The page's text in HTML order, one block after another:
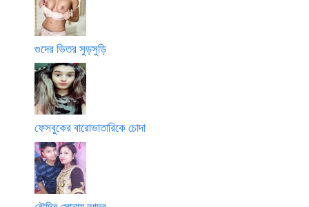
গুদের ভিতর সুড়সুড়ি
ফেসবুকের বারোভাতারিকে চোদা